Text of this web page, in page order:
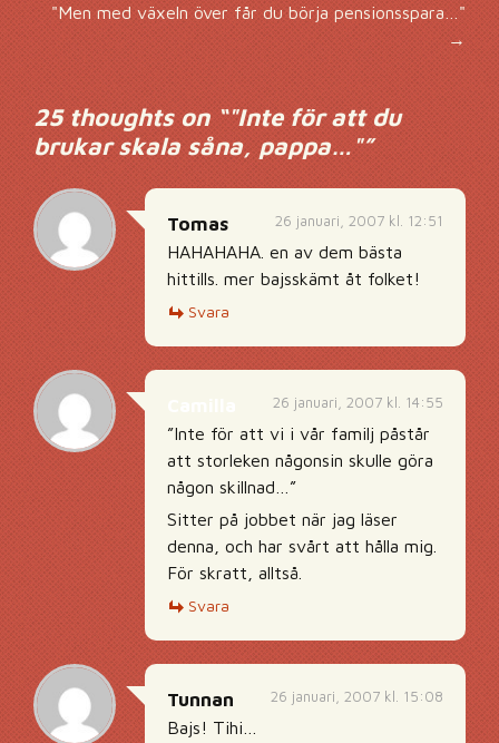
"Men med växeln över får du börja pensionsspara…"
→
25 thoughts on “"Inte för att du
brukar skala såna, pappa…"”
26 januari, 2007 kl. 12:51
Tomas
HAHAHAHA. en av dem bästa
hittills. mer bajsskämt åt folket!
Svara
26 januari, 2007 kl. 14:55
”Inte för att vi i vår familj påstår
att storleken någonsin skulle göra
någon skillnad…”
Sitter på jobbet när jag läser
denna, och har svårt att hålla mig.
För skratt, alltså.
Svara
26 januari, 2007 kl. 15:08
Tunnan
Bajs! Tihi…